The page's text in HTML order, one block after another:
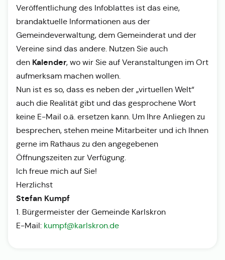
Veröffentlichung des Infoblattes ist das eine,
brandaktuelle Informationen aus der
Gemeindeverwaltung, dem Gemeinderat und der
Vereine sind das andere. Nutzen Sie auch
den Kalender, wo wir Sie auf Veranstaltungen im Ort
aufmerksam machen wollen.
Nun ist es so, dass es neben der „virtuellen Welt“
auch die Realität gibt und das gesprochene Wort
keine E-Mail o.ä. ersetzen kann. Um Ihre Anliegen zu
besprechen, stehen meine Mitarbeiter und ich Ihnen
gerne im Rathaus zu den angegebenen
Öffnungszeiten zur Verfügung.
Ich freue mich auf Sie!
Herzlichst
Stefan Kumpf
1. Bürgermeister der Gemeinde Karlskron
E-Mail: kumpf@karlskron.de